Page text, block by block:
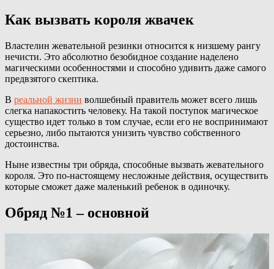
Как вызвать короля жвачек
Властелин жевательной резинки относится к низшему рангу
нечисти. Это абсолютно безобидное создание наделено
магическими особенностями и способно удивить даже самого
предвзятого скептика.
В реальной жизни волшебный правитель может всего лишь
слегка напакостить человеку. На такой поступок магическое
существо идет только в том случае, если его не воспринимают
серьезно, либо пытаются унизить чувство собственного
достоинства.
Ныне известны три обряда, способные вызвать жевательного
короля. Это по-настоящему несложные действия, осуществить
которые сможет даже маленький ребенок в одиночку.
Обряд №1 – основной